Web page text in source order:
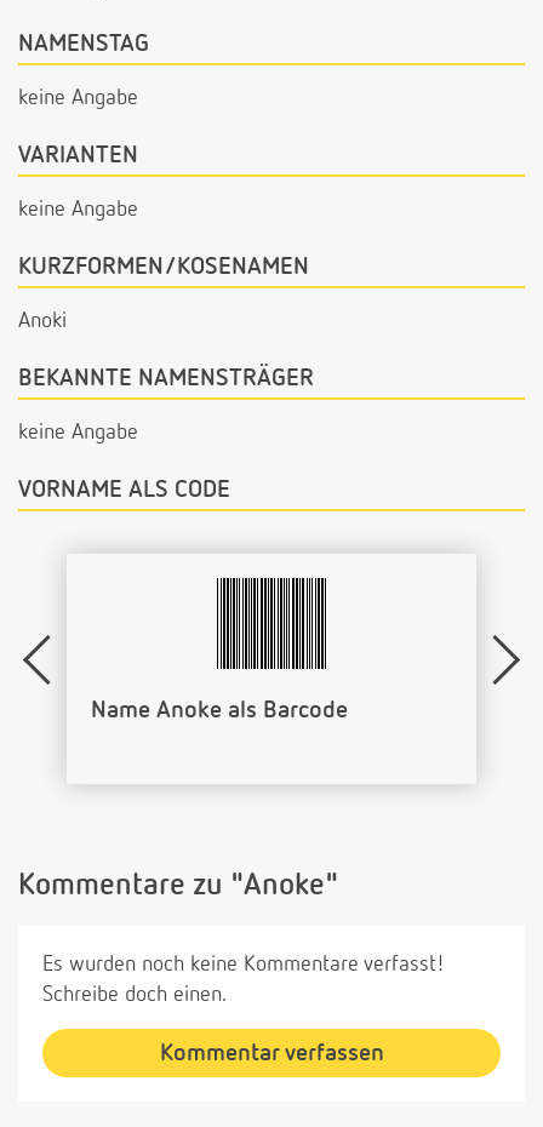
NAMENSTAG
keine Angabe
VARIANTEN
keine Angabe
KURZFORMEN/KOSENAMEN
Anoki
BEKANNTE NAMENSTRÄGER
keine Angabe
VORNAME ALS CODE
Name Anoke als Barcode
Kommentare zu "Anoke"
Es wurden noch keine Kommentare verfasst!
Schreibe doch einen.
Kommentar verfassen